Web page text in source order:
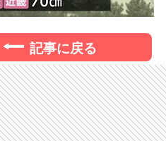
記事に戻る